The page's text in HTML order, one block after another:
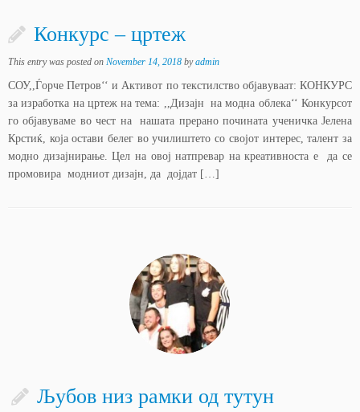
Конкурс – цртеж
This entry was posted on November 14, 2018 byadmin
СОУ,,Ѓорче Петров‘‘ и Активот по текстилствo објавуваат: КОНКУРС
за изработка на цртеж на тема: ,,Дизајн на модна облека‘‘ Конкурсот
го објавуваме во чест на нашата прерано почината ученичка Јелена
Крстиќ, која остави белег во училиштето со својот интерес, талент за
модно дизајнирање. Цел на овој натпревар на креативноста е да се
промовира модниот дизајн, да дојдат […]
Љубов низ рамки од тутун